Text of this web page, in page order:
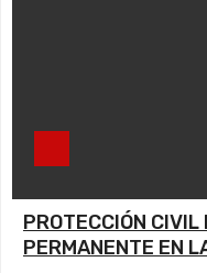
PROTECCIÓN
PERMANENTE EN